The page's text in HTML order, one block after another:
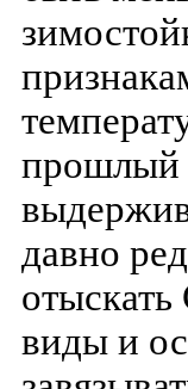
прошлый
давно
виды и